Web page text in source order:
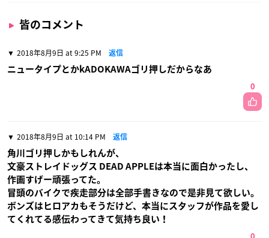
皆のコメント
2018年8月9日 at 9:25 PM 返信
ニュータイプとかkADOKAWAゴリ押しだからなあ
0
2018年8月9日 at 10:14 PM 返信
角川ゴリ押しかもしれんが、
文豪ストレイドッグス DEAD APPLEは本当に面白かったし、
作画すげー頑張ってた。
冒頭のバイクで疾走部分は全部手書きなので是非見て欲しい。
ボンズはヒロアカもそうだけど、本当にスタッフが作品を愛し
てくれてる感伝わってきて気持ち良い！
0